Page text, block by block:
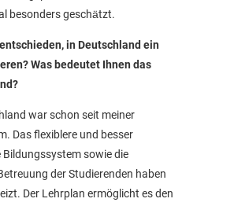
besonders geschätzt.
in Deutschland ein
Was bedeutet Ihnen das
war schon seit meiner
Das flexiblere und besser
sowie die
der Studierenden haben
Der Lehrplan ermöglicht es den